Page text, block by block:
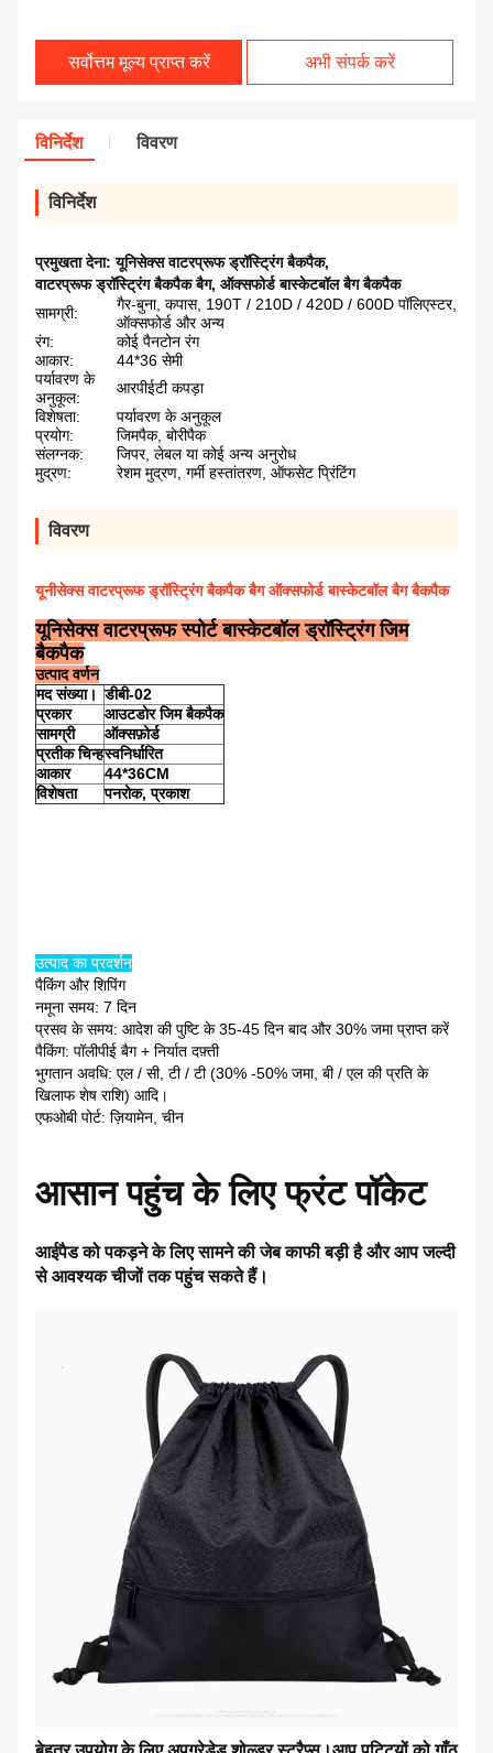
सर्वोत्तम मूल्य प्राप्त करें अभी संपर्क करें
विनिर्देश विवरण
विनिर्देश
प्रमुखता देना:यूनिसेक्स वाटरप्रूफ ड्रॉस्ट्रिंग बैकपैक,
वाटरप्रूफ ड्रॉस्ट्रिंग बैकपैक बैग, ऑक्सफोर्ड बास्केटबॉल बैग बैकपैक
सामग्री:
गैर-बुना, कपास, 190T / 210D / 420D / 600D पॉलिएस्टर,
ऑक्सफोर्ड और अन्य
रंग:
कोई पैनटोन रंग
आकार:
44*36 सेमी
पर्यावरण के
अनुकूल:
आरपीईटी कपड़ा
विशेषता:
पर्यावरण के अनुकूल
प्रयोग:
जिमपैक, बोरीपैक
संलग्नक:
जिपर, लेबल या कोई अन्य अनुरोध
मुद्रण:
रेशम मुद्रण, गर्मी हस्तांतरण, ऑफसेट प्रिंटिंग
विवरण
यूनीसेक्स वाटरप्रूफ ड्रॉस्ट्रिंग बैकपैक बैग ऑक्सफोर्ड बास्केटबॉल बैग बैकपैक
यूनिसेक्स वाटरप्रूफ स्पोर्ट बास्केटबॉल ड्रॉस्ट्रिंग जिम
बैकपैक
उत्पाद वर्णन
मद संख्या। डीबी-02
प्रकार
आउटडोर जिम बैकपैक
सामग्री
ऑक्सफ़ोर्ड
प्रतीक चिन्हस्वनिर्धारित
आकार
44*36CM
विशेषता
पनरोक, प्रकाश
उत्पाद का प्रदर्शन
पैकिंग और शिपिंग
नमूना समय: 7 दिन
प्रसव के समय: आदेश की पुष्टि के 35-45 दिन बाद और 30% जमा प्राप्त करें
पैकिंग: पॉलीपीई बैग + निर्यात दफ़्ती
भुगतान अवधि: एल / सी, टी / टी (30% -50% जमा, बी / एल की प्रति के
खिलाफ शेष राशि) आदि।
एफओबी पोर्ट: ज़ियामेन, चीन
आसान पहुंच के लिए फ्रंट पॉकेट
आईपैड को पकड़ने के लिए सामने की जेब काफी बड़ी है और आप जल्दी
से आवश्यक चीजों तक पहुंच सकते हैं।